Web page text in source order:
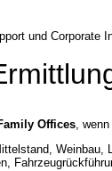
Offices,